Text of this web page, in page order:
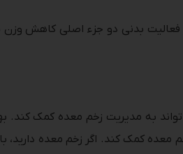
و فعالیت بدنی دو جزء اصلی کاهش
به مدیریت زخم معده کمک کند.
کمک کند. اگر زخم معده دارید،